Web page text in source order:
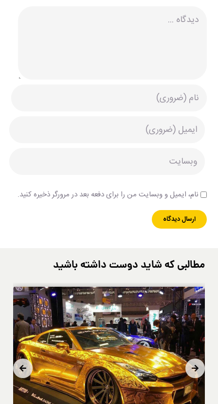
نام، ایمیل و وبسایت من را برای دفعه بعد در مرورگر ذخیره کنید.
مطالبی که شاید دوست داشته باشید